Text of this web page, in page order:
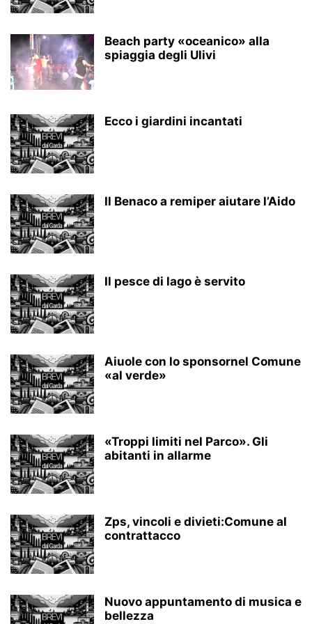
Beach party «oceanico» alla
spiaggia degli Ulivi
Ecco i giardini incantati
Il Benaco a remiper aiutare l’Aido
Il pesce di lago è servito
Aiuole con lo sponsornel Comune
«al verde»
«Troppi limiti nel Parco». Gli
abitanti in allarme
Zps, vincoli e divieti:Comune al
contrattacco
Nuovo appuntamento di musica e
bellezza